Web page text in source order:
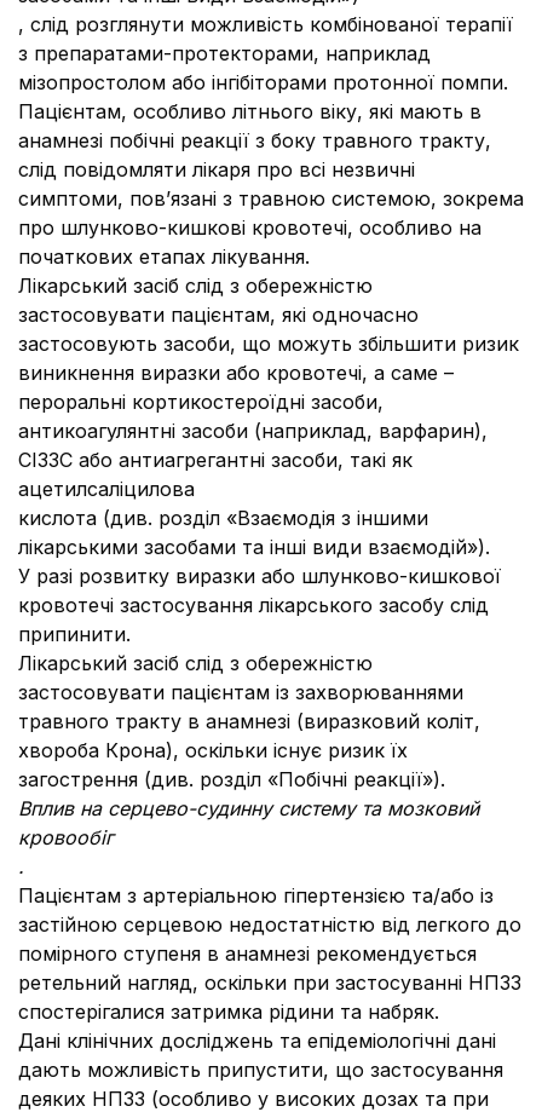
, слід розглянути можливість комбінованої терапії
з препаратами-протекторами, наприклад
мізопростолом або інгібіторами протонної помпи.
Пацієнтам, особливо літнього віку, які мають в
анамнезі побічні реакції з боку травного тракту,
слід повідомляти лікаря про всі незвичні
симптоми, пов’язані з травною системою, зокрема
про шлунково-кишкові кровотечі, особливо на
початкових етапах лікування.
Лікарський засіб слід з обережністю
застосовувати пацієнтам, які одночасно
застосовують засоби, що можуть збільшити ризик
виникнення виразки або кровотечі, а саме –
пероральні кортикостероїдні засоби,
антикоагулянтні засоби (наприклад, варфарин),
СІЗЗС або антиагрегантні засоби, такі як
ацетилсаліцилова
кислота (див. розділ «Взаємодія з іншими
лікарськими засобами та інші види взаємодій»).
У разі розвитку виразки або шлунково-кишкової
кровотечі застосування лікарського засобу слід
припинити.
Лікарський засіб слід з обережністю
застосовувати пацієнтам із захворюваннями
травного тракту в анамнезі (виразковий коліт,
хвороба Крона), оскільки існує ризик їх
загострення (див. розділ «Побічні реакції»).
Вплив на серцево-судинну систему та мозковий
кровообіг
.
Пацієнтам з артеріальною гіпертензією та/або із
застійною серцевою недостатністю від легкого до
помірного ступеня в анамнезі рекомендується
ретельний нагляд, оскільки при застосуванні НПЗЗ
спостерігалися затримка рідини та набряк.
Дані клінічних досліджень та епідеміологічні дані
дають можливість припустити, що застосування
деяких НПЗЗ (особливо у високих дозах та при